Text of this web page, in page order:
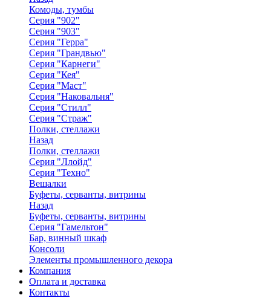
Комоды, тумбы
Серия "902"
Серия "903"
Серия "Герра"
Серия "Грандвью"
Серия "Карнеги"
Серия "Кея"
Серия "Маст"
Серия "Наковальня"
Серия "Стилл"
Серия "Страж"
Полки, стеллажи
Назад
Полки, стеллажи
Серия "Ллойд"
Серия "Техно"
Вешалки
Буфеты, серванты, витрины
Назад
Буфеты, серванты, витрины
Серия "Гамельтон"
Бар, винный шкаф
Консоли
Элементы промышленного декора
Компания
Оплата и доставка
Контакты